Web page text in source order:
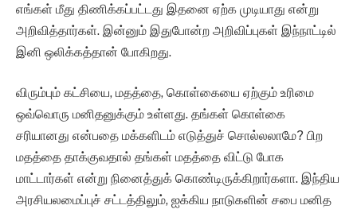
எங்கள் மீது திணிக்கப்பட்டது இதனை ஏற்க முடியாது என்று
அறிவித்தார்கள். இன்னும் இதுபோன்ற அறிவிப்புகள் இந்நாட்டில்
இனி ஒலிக்கத்தான் போகிறது.
விரும்பும் கட்சியை, மதத்தை, கொள்கையை ஏற்கும் உரிமை
ஒவ்வொரு மனிதனுக்கும் உள்ளது. தங்கள் கொள்கை
சரியானது என்பதை மக்களிடம் எடுத்துச் சொல்லலாமே? பிற
மதத்தை தாக்குவதால் தங்கள் மதத்தை விட்டு போக
மாட்டார்கள் என்று நினைத்துக் கொண்டிருக்கிறார்களா. இந்திய
அரசியலமைப்புச் சட்டத்திலும், ஐக்கிய நாடுகளின் சபை மனித